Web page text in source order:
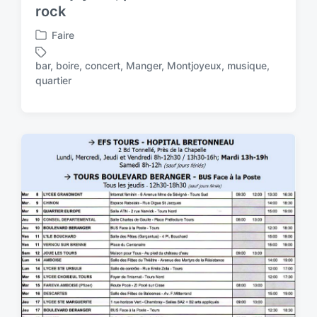
rock
P
o
s
t
Faire
T
a
e
t
h
bar, boire, concert, Manger, Montjoyeux, musique,
quartier